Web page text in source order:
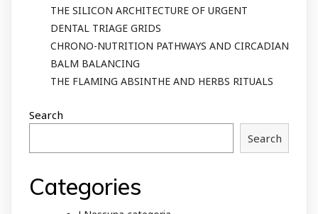
THE SILICON ARCHITECTURE OF URGENT
DENTAL TRIAGE GRIDS
CHRONO-NUTRITION PATHWAYS AND CIRCADIAN
BALM BALANCING
THE FLAMING ABSINTHE AND HERBS RITUALS
Search
Search
Categories